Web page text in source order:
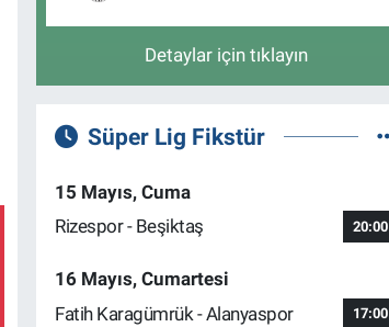
Detaylar için tıklayın
Süper Lig Fikstür
15 Mayıs, Cuma
Rizespor - Beşiktaş
20:00
16 Mayıs, Cumartesi
Fatih Karagümrük - Alanyaspor
17:00